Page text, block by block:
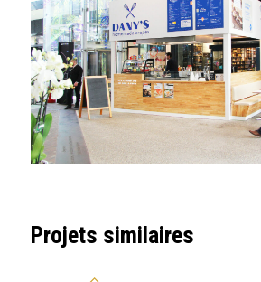
Projets similaires